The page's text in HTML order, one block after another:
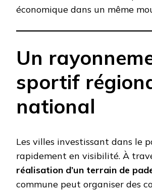
économique dans un même
Un
sportif
national
Les villes investissant dans le
rapidement en visibilité. À
réalisation d’un terrain de
commune peut organiser des